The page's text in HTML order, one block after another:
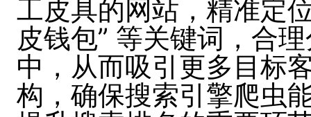
工皮具的网站，精准定
皮钱包” 等关键词，合
中，从而吸引更多目标
构，确保搜索引擎爬虫